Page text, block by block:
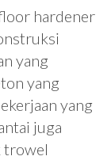
hardener
yang
yang
yang
juga
trowel